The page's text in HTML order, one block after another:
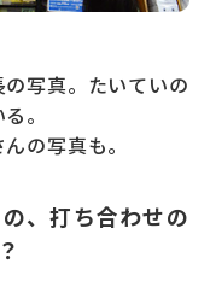
写真。たいていの
。
の写真も。
、打ち合わせの